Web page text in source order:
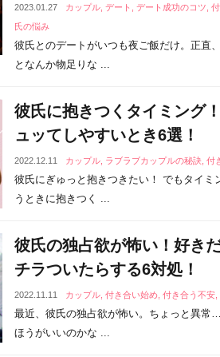
2023.01.27 カップル ,デート ,デート成功のコツ ,
氏の悩み
彼氏とのデートがいつも夜ご飯だけ。正直
となんか物足りな ...
彼氏に抱きつくタイミング
ュッてしやすいとき6選！
2022.12.11 カップル ラブラブカップルの秘訣 ,付
彼氏にぎゅっと抱きつきたい！ でもタイ
うときに抱きつく ...
彼氏の独占欲が怖い！好き
チラついたらする6対処！
2022.11.11 カップル ,付き合い始め ,付き合う不安
最近、彼氏の独占欲が怖い。ちょっと異常
ほうがいいのかな ...